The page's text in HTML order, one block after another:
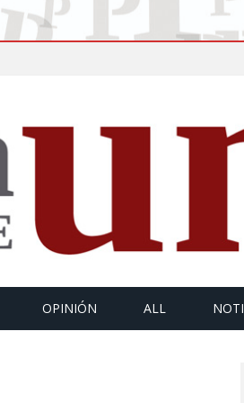
OPINIÓN ALL